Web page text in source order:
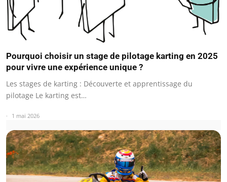
Pourquoi choisir un stage de pilotage karting en 2025
pour vivre une expérience unique ?
Les stages de karting : Découverte et apprentissage du
pilotage Le karting est…
1 mai 2026